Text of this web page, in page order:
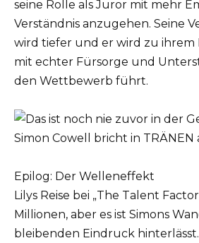
seine Rolle als Juror mit mehr
Verständnis anzugehen. Seine
wird tiefer und er wird zu ihrem
mit echter Fürsorge und
den Wettbewerb führt.
Epilog: Der Welleneffekt
Lilys Reise bei „The Talent
Millionen, aber es ist Simons
bleibenden Eindruck